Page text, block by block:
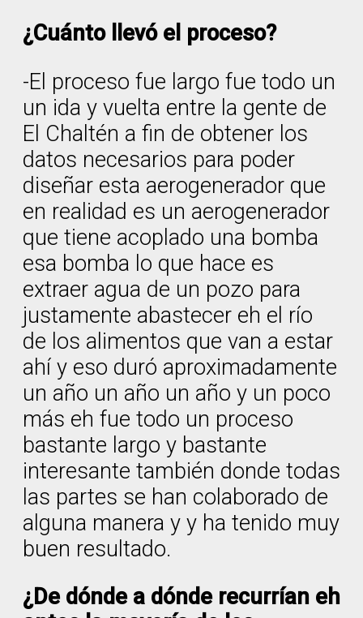
¿Cuánto llevó el proceso?
-El proceso fue largo fue todo un
un ida y vuelta entre la gente de
El Chaltén a fin de obtener los
datos necesarios para poder
diseñar esta aerogenerador que
en realidad es un aerogenerador
que tiene acoplado una bomba
esa bomba lo que hace es
extraer agua de un pozo para
justamente abastecer eh el río
de los alimentos que van a estar
ahí y eso duró aproximadamente
un año un año un año y un poco
más eh fue todo un proceso
bastante largo y bastante
interesante también donde todas
las partes se han colaborado de
alguna manera y y ha tenido muy
buen resultado.
¿De dónde a dónde recurrían eh